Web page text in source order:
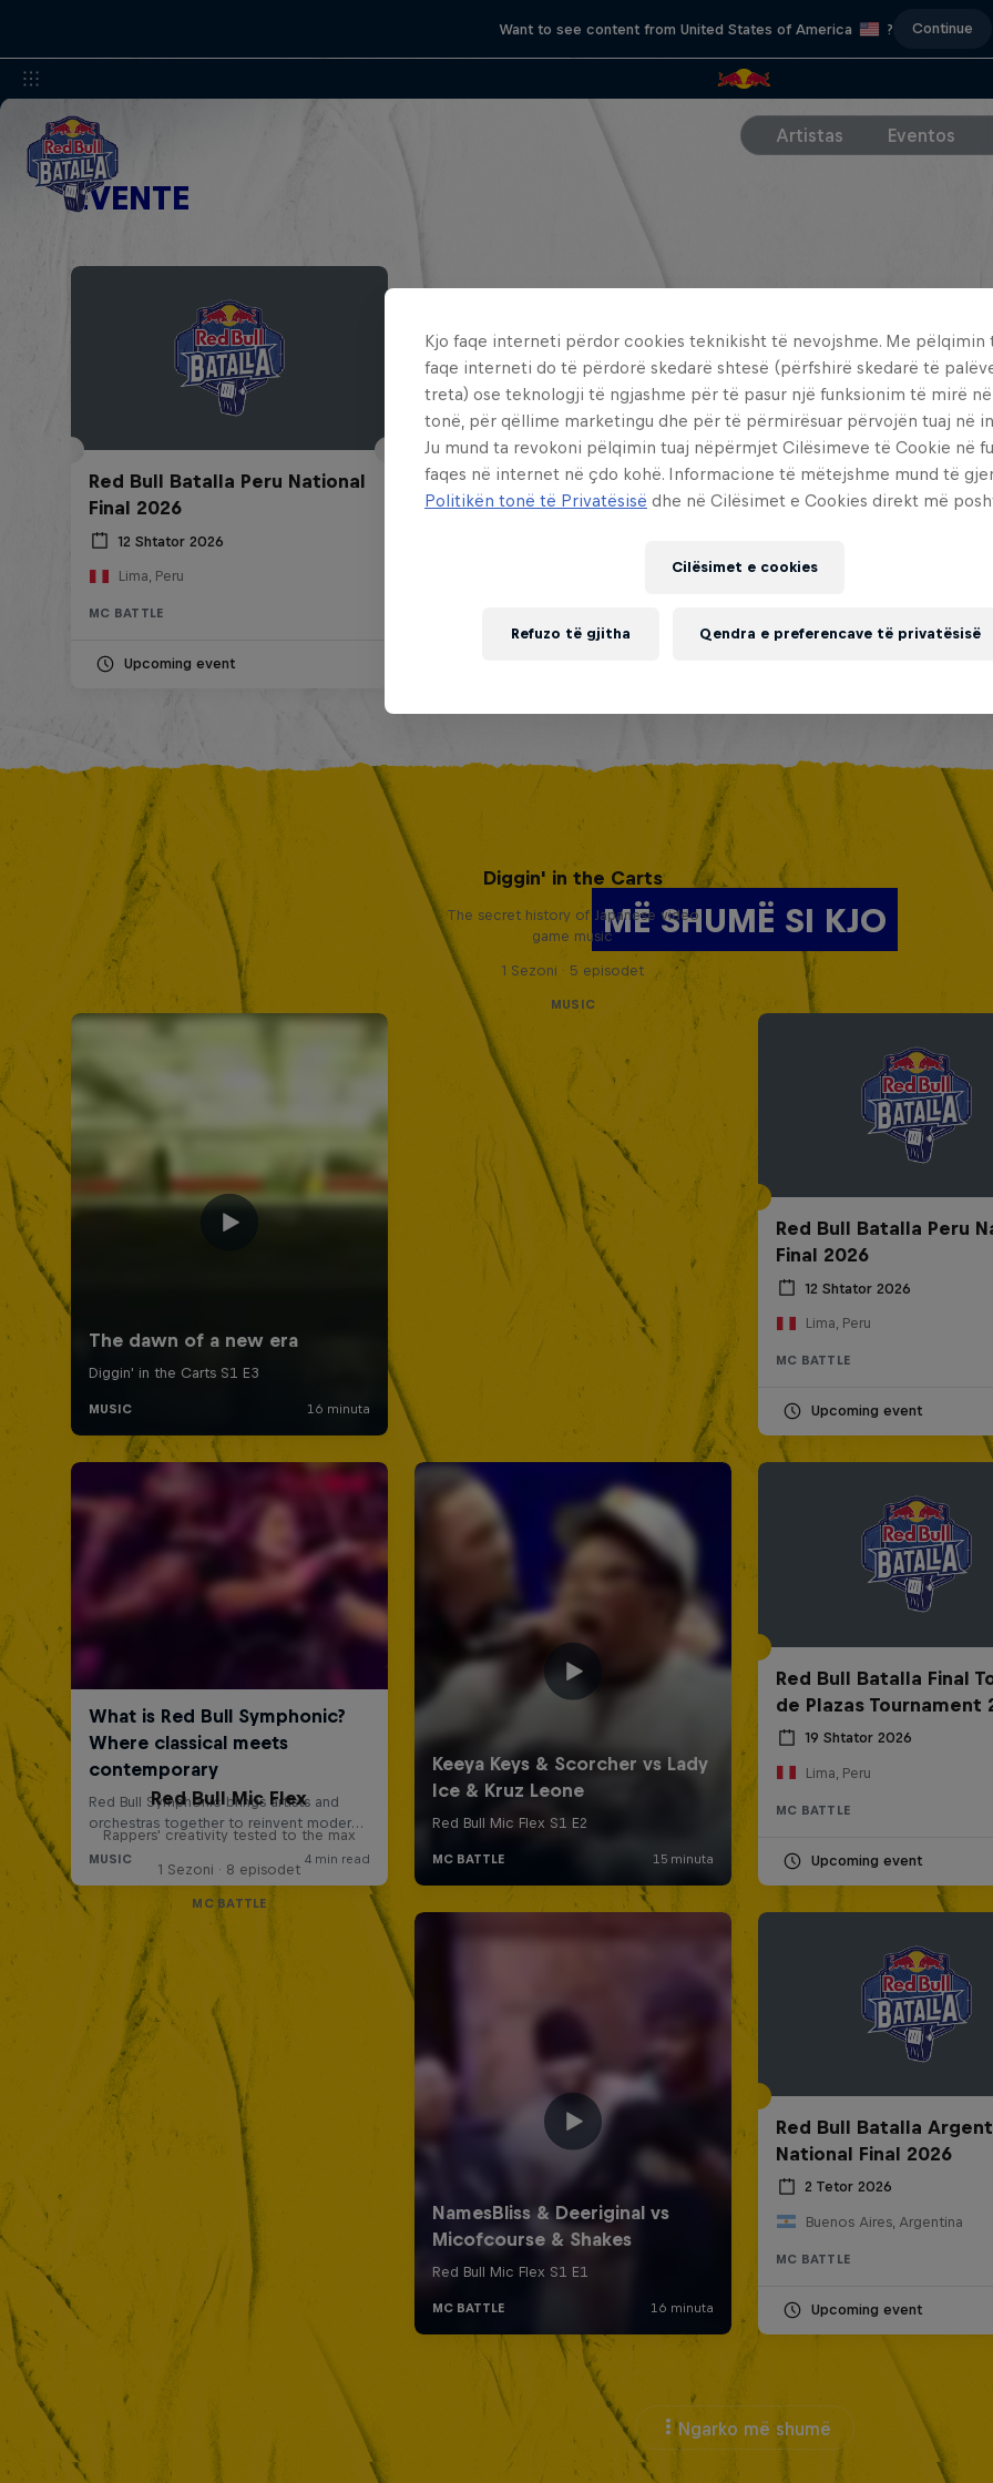
Want to see content from United States of America ? Continue
Artistas Eventos
EVENTE
Red Bull Batalla Peru National
Final 2026
12 Shtator 2026
Lima, Peru
MC BATTLE
Upcoming event
MË SHUMË SI KJO
Diggin' in the Carts
The secret history of Japanese video
game music
1 Sezoni · 5 episodet
MUSIC
Red Bull Batalla Peru
Final 2026
12 Shtator 2026
Lima, Peru
MC BATTLE
Upcoming event
Red Bull Batalla Final
de Plazas Tournament
19 Shtator 2026
Lima, Peru
MC BATTLE
Upcoming event
Red Bull Mic Flex
Rappers' creativity tested to the max
1 Sezoni · 8 episodet
MC BATTLE
Red Bull Batalla
National Final 2026
2 Tetor 2026
Buenos Aires, Argentina
MC BATTLE
Upcoming event
Ngarko më shumë
Kjo faqe interneti përdor cookies teknikisht të nevojshme. Me pëlqimin
faqe interneti do të përdorë skedarë shtesë (përfshirë skedarë të
treta) ose teknologji të ngjashme për të pasur një funksionim të mirë
tonë, për qëllime marketingu dhe për të përmirësuar përvojën tuaj në
Ju mund ta revokoni pëlqimin tuaj nëpërmjet Cilësimeve të Cookie në
faqes në internet në çdo kohë. Informacione të mëtejshme mund të
Politikën tonë të Privatësisë dhe në Cilësimet e Cookies direkt më
Cilësimet e cookies
Refuzo të gjitha Qendra e preferencave të privatësisë